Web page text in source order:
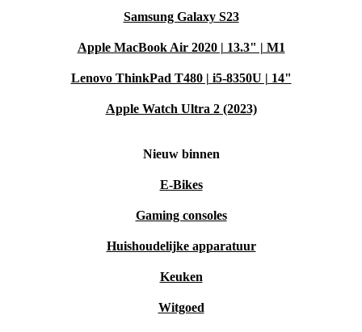
Samsung Galaxy S23
Apple MacBook Air 2020 | 13.3" | M1
Lenovo ThinkPad T480 | i5-8350U | 14"
Apple Watch Ultra 2 (2023)
Nieuw binnen
E-Bikes
Gaming consoles
Huishoudelijke apparatuur
Keuken
Witgoed